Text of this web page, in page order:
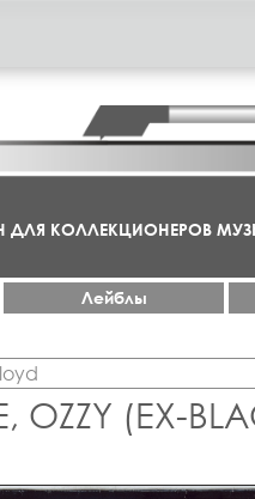
ДЛЯ КОЛЛЕКЦИОНЕРОВ
Лейблы
OZZY (EX-